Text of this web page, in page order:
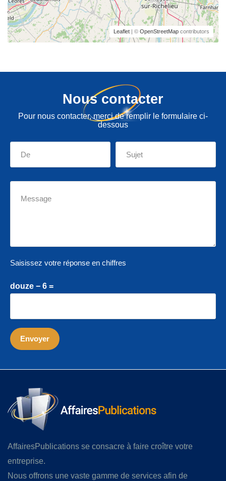
Leaflet | © OpenStreetMap contributors
Nous contacter
Pour nous contacter, merci de remplir le formulaire ci-
dessous
Saisissez votre réponse en chiffres
douze − 6 =
AffairesPublications se consacre à faire croître votre
entreprise.
Nous offrons une vaste gamme de services afin de